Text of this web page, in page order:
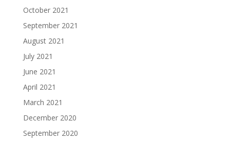
October 2021
September 2021
August 2021
July 2021
June 2021
April 2021
March 2021
December 2020
September 2020